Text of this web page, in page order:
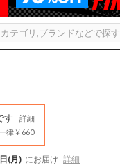
す
詳細
律￥660
(月) にお届け 詳細